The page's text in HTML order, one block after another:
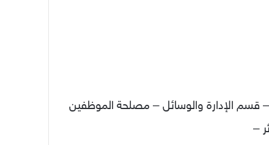
– قسم الإدارة والوسائل – مصلحة الموظفين